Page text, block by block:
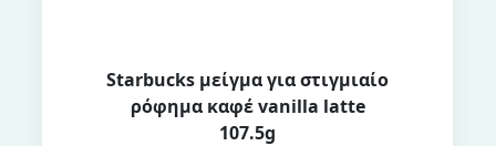
Starbucks μείγμα για στιγμιαίο
ρόφημα καφέ vanilla latte
107.5g